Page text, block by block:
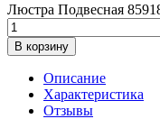
Люстра Подвесная
В корзину
Описание
Характеристика
Отзывы